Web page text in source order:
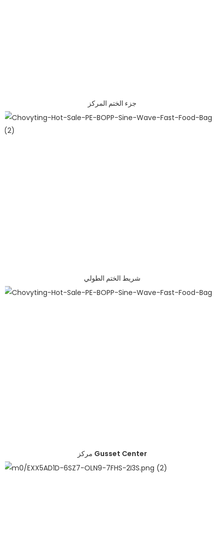
جزء الختم المركز
شريط الختم الطولي
مركز Gusset Center